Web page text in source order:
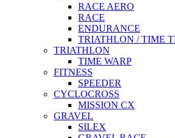
RACE AERO
RACE
ENDURANCE
TRIATHLON / TIME
TRIATHLON
TIME WARP
FITNESS
SPEEDER
CYCLOCROSS
MISSION CX
GRAVEL
SILEX